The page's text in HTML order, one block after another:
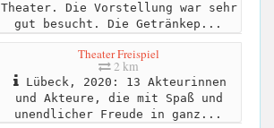
Theater. Die Vorstellung war sehr
gut besucht. Die Getränkep...
Theater Freispiel
2 km
Lübeck, 2020: 13 Akteurinnen
und Akteure, die mit Spaß und
unendlicher Freude in ganz...